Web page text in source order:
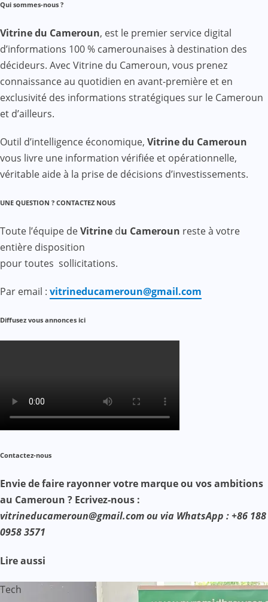
Qui sommes-nous ?
Vitrine du Cameroun, est le premier service digital
d’informations 100 % camerounaises à destination des
décideurs. Avec Vitrine du Cameroun, vous prenez
connaissance au quotidien en avant-première et en
exclusivité des informations stratégiques sur le Cameroun
et d’ailleurs.
Outil d’intelligence économique, Vitrine du Cameroun
vous livre une information vérifiée et opérationnelle,
véritable aide à la prise de décisions d’investissements.
UNE QUESTION ? CONTACTEZ NOUS
Toute l’équipe deVitrine du Cameroun reste à votre
entière disposition
pour toutes sollicitations.
Par email : vitrineducameroun@gmail.com
Diffusez vous annonces ici
Contactez-nous
Envie de faire rayonner votre marque ou vos ambitions
au Cameroun ? Ecrivez-nous :
vitrineducameroun@gmail.com ou via WhatsApp : +86 188
0958 3571
Lire aussi
Tech